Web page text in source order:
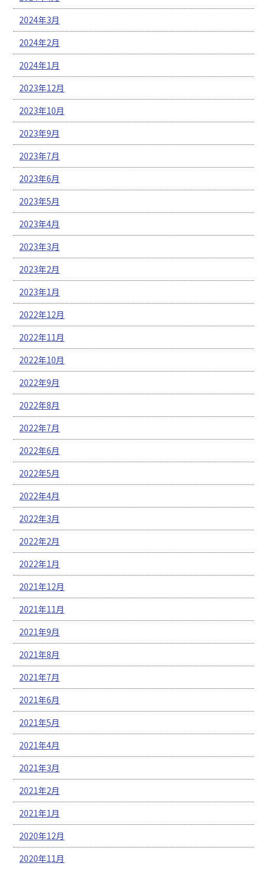
2024年3月
2024年2月
2024年1月
2023年12月
2023年10月
2023年9月
2023年7月
2023年6月
2023年5月
2023年4月
2023年3月
2023年2月
2023年1月
2022年12月
2022年11月
2022年10月
2022年9月
2022年8月
2022年7月
2022年6月
2022年5月
2022年4月
2022年3月
2022年2月
2022年1月
2021年12月
2021年11月
2021年9月
2021年8月
2021年7月
2021年6月
2021年5月
2021年4月
2021年3月
2021年2月
2021年1月
2020年12月
2020年11月